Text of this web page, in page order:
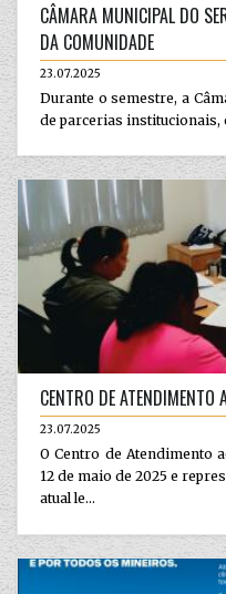
CÂMARA MUNICIPAL DO
DA COMUNIDADE
23.07.2025
Durante o semestre, a
de parcerias institucionais,
CENTRO DE ATENDIMENTO
23.07.2025
O Centro de Atendimento
12 de maio de 2025 e
atual le...